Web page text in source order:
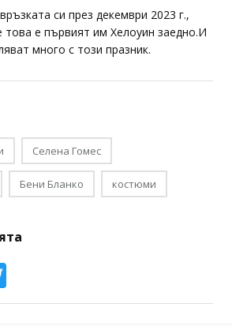
си през декември 2023 г.,
това е първият им Хелоуин заедно.И
много с този празник.
Селена Гомес
Бени Бланко костюми